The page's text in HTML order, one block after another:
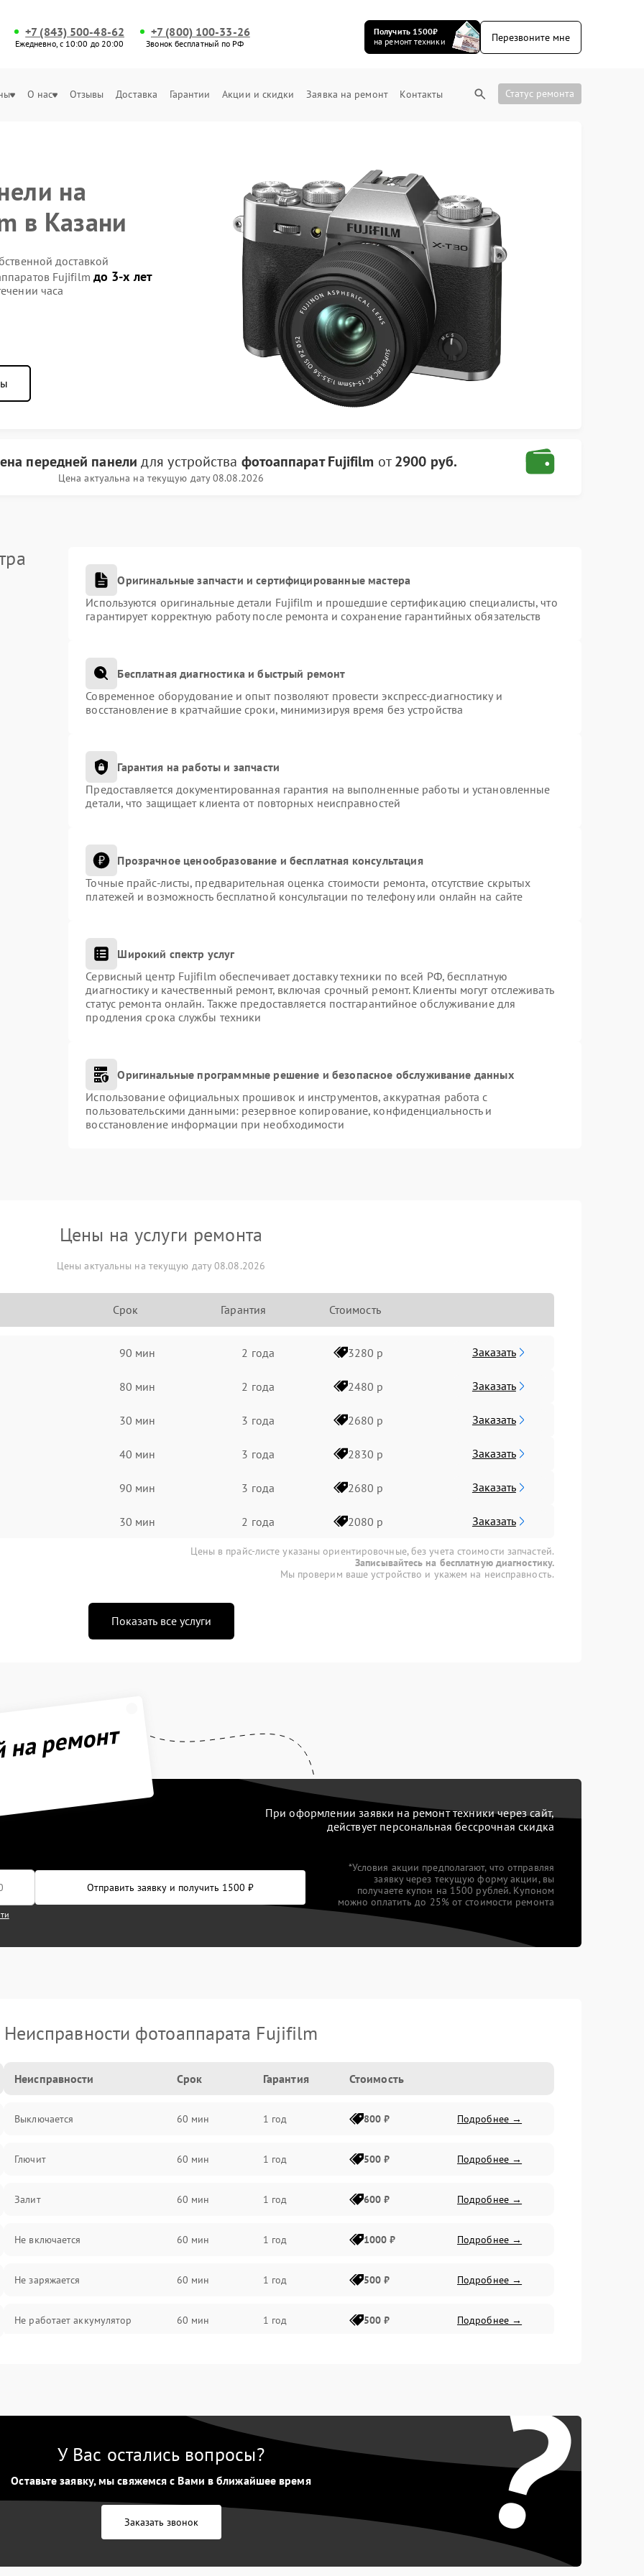
+7 (843) 500-48-62
Ежедневно, с 10:00 до 20:00
+7 (800) 100-33-26
Звонок бесплатный по РФ
Получить 1500₽
на ремонт техники
Перезвоните мне
О нас Отзывы Доставка Гарантии Акции и скидки Заявка на ремонт Контакты Статус ремонта
на
в Казани
доставкой
Fujifilm до 3-х лет
часа
передней панели для устройства фотоаппарат Fujifilm от2900 руб.
Цена актуальна на текущую дату 08.08.2026
Оригинальные запчасти и сертифицированные мастера
Используются оригинальные детали Fujifilm и прошедшие сертификацию специалисты, что
гарантирует корректную работу после ремонта и сохранение гарантийных обязательств
Бесплатная диагностика и быстрый ремонт
Современное оборудование и опыт позволяют провести экспресс-диагностику и
восстановление в кратчайшие сроки, минимизируя время без устройства
Гарантия на работы и запчасти
Предоставляется документированная гарантия на выполненные работы и установленные
детали, что защищает клиента от повторных неисправностей
Прозрачное ценообразование и бесплатная консультация
Точные прайс-листы, предварительная оценка стоимости ремонта, отсутствие скрытых
платежей и возможность бесплатной консультации по телефону или онлайн на сайте
Широкий спектр услуг
Сервисный центр Fujifilm обеспечивает доставку техники по всей РФ, бесплатную
диагностику и качественный ремонт, включая срочный ремонт. Клиенты могут отслеживать
статус ремонта онлайн. Также предоставляется постгарантийное обслуживание для
продления срока службы техники
Оригинальные программные решение и безопасное обслуживание данных
Использование официальных прошивок и инструментов, аккуратная работа с
пользовательскими данными: резервное копирование, конфиденциальность и
восстановление информации при необходимости
Цены на услуги ремонта
Цены актуальны на текущую дату 08.08.2026
Срок Гарантия Стоимость
90 мин 2 года 3280 р Заказать
80 мин 2 года 2480 р Заказать
30 мин 3 года 2680 р Заказать
40 мин 3 года 2830 р Заказать
90 мин 3 года 2680 р Заказать
30 мин 2 года 2080 р Заказать
Цены в прайс-листе указаны ориентировочные, без учета стоимости запчастей.
Записывайтесь на бесплатную диагностику.
Мы проверим ваше устройство и укажем на неисправность.
Показать все услуги
ремонт
При оформлении заявки на ремонт техники через сайт,
действует персональная бессрочная скидка
Отправить заявку и получить 1500 ₽
*Условия акции предполагают, что отправляя
заявку через текущую форму акции, вы
получаете купон на 1500 рублей. Купоном
можно оплатить до 25% от стоимости ремонта
Неисправности фотоаппарата Fujifilm
Неисправности Срок Гарантия Стоимость
Выключается 60 мин 1 год 800 ₽ Подробнее →
Глючит 60 мин 1 год 500 ₽ Подробнее →
Залит 60 мин 1 год 600 ₽ Подробнее →
Не включается 60 мин 1 год 1000 ₽ Подробнее →
Не заряжается 60 мин 1 год 500 ₽ Подробнее →
Не работает аккумулятор 60 мин 1 год 500 ₽ Подробнее →
?
У Вас остались вопросы?
Оставьте заявку, мы свяжемся с Вами в ближайшее время
Заказать звонок